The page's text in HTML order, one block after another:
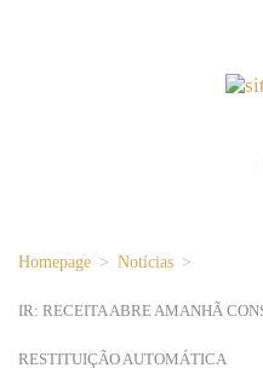
Homepage > Notícias >
IR: RECEITA ABRE AMANHÃ
RESTITUIÇÃO AUTOMÁTICA